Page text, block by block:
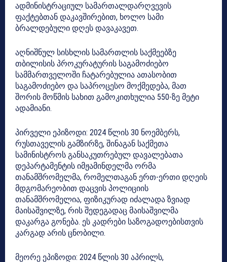
ადმინისტრაციულ სამართალდარღვევის
ფაქტებთან დაკავშირებით, ხოლო სამი
ბრალდებული დღეს დავაკავეთ.
აღნიშნულ სისხლის სამართლის საქმეებზე
თბილისის პროკურატურის საგამოძიებო
სამმართველოში ჩატარებულია ათასობით
საგამოძიებო და საპროცესო მოქმედება, მათ
შორის მოწმის სახით გამოკითხულია 550-ზე მეტი
ადამიანი.
პირველი ეპიზოდი: 2024 წლის 30 ნოემბერს,
რუსთაველის გამზირზე, შინაგან საქმეთა
სამინისტროს განსაკუთრებულ დავალებათა
დეპარტამენტის იმჟამინდელმა ორმა
თანამშრომელმა, რომელთაგან ერთ-ერთი დღეის
მდგომარეობით დაცვის პოლიციის
თანამშრომელია, ფიზიკურად იძალადა ზვიად
მაისაშვილზე, რის შედეგადაც მაისაშვილმა
დაკარგა გონება. ეს კადრები საზოგადოებისთვის
კარგად არის ცნობილი.
მეორე ეპიზოდი: 2024 წლის 30 აპრილს,